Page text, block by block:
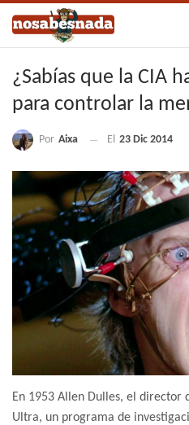
¿Sabías que la CIA
para controlar la
Por Aixa El 23 Dic 2014
En 1953 Allen Dulles, el director
Ultra, un programa de